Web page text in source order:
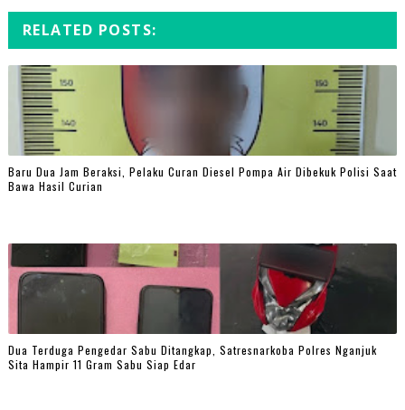
RELATED POSTS:
Baru Dua Jam Beraksi, Pelaku Curan Diesel Pompa Air Dibekuk Polisi Saat
Bawa Hasil Curian
Dua Terduga Pengedar Sabu Ditangkap, Satresnarkoba Polres Nganjuk
Sita Hampir 11 Gram Sabu Siap Edar